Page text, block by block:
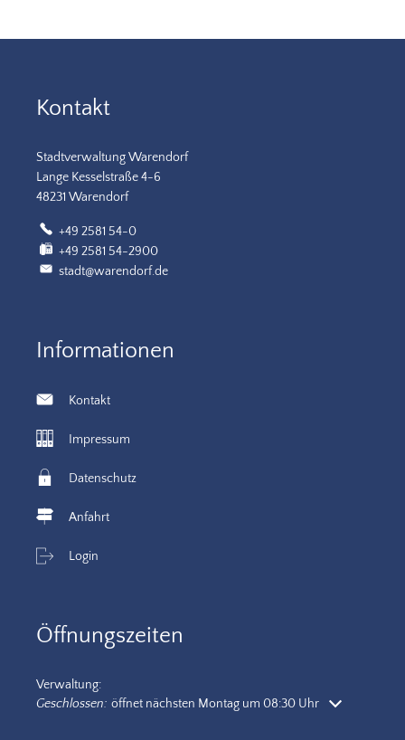
Kontakt
Stadtverwaltung Warendorf
Lange Kesselstraße 4-6
48231 Warendorf
+49 2581 54-0
+49 2581 54-2900
stadt@warendorf.de
Informationen
Kontakt
Impressum
Datenschutz
Anfahrt
Login
Öffnungszeiten
Verwaltung:
Klicken, um weitere Öffnungs- oder Schließzeiten auszublenden
Geschlossen: öffnet nächsten Montag um 08:30 Uhr